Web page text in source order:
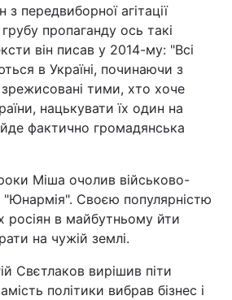
передвиборної агітації
пропаганду ось такі
він писав у 2014-му: "Всі
в Україні, починаючи з
тими, хто хоче
нацькувати їх один на
йде фактично громадянська
Міша очолив військово-
"Юнармія". Своєю популярністю
росіян в майбутньому йти
на чужій землі.
Свєтлаков вирішив піти
політики вибрав бізнес і